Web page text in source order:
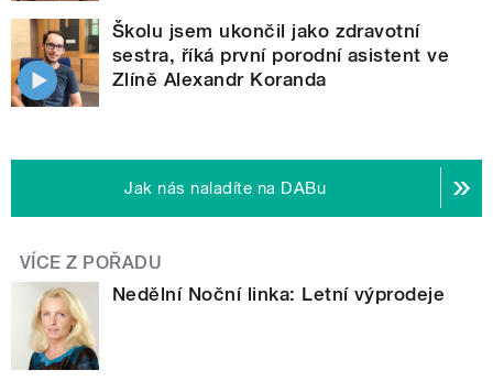
Školu jsem ukončil jako zdravotní
sestra, říká první porodní asistent ve
Zlíně Alexandr Koranda
Jak nás naladíte na DABu
VÍCE Z POŘADU
Nedělní Noční linka: Letní výprodeje